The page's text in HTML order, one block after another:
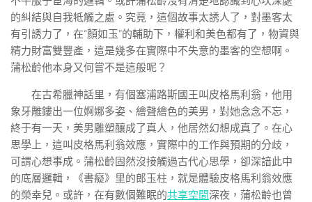
的糾結與自我牴觸之處。究竟，這個故事太誘人了，對墨客太
有引誘力了，在“顏如玉”的輔助下，權利和美色都有了，物資與
精力財富雙豐產，這是幾多在實際中不失意的墨客的空想啊。
蒲松齡他本身又何嘗不是這般呢？
在古希臘神話里，有個塞浦路斯國王叫皮格馬利翁，他用
象牙雕鏤出一位婀娜多姿、繪聲繪色的美男，對她念念不忘，
終于有一天，美男雕塑釀成了真人，他居然幻想成真了。在心
思學上，這叫皮格馬利翁效應，實際中的工作與預期的分歧，
可謂心想事成。蒲松齡固然沒接觸過古代心思學，卻深諳此中
的底層邏輯，《書癡》里的郎玉柱，就是體驗皮格馬利翁效應
的榮幸兒。或許，在有數個難眠的共享空間深夜，蒲松齡也曾